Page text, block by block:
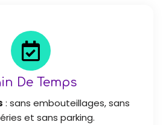
De Temps
: sans embouteillages, sans
et sans parking.